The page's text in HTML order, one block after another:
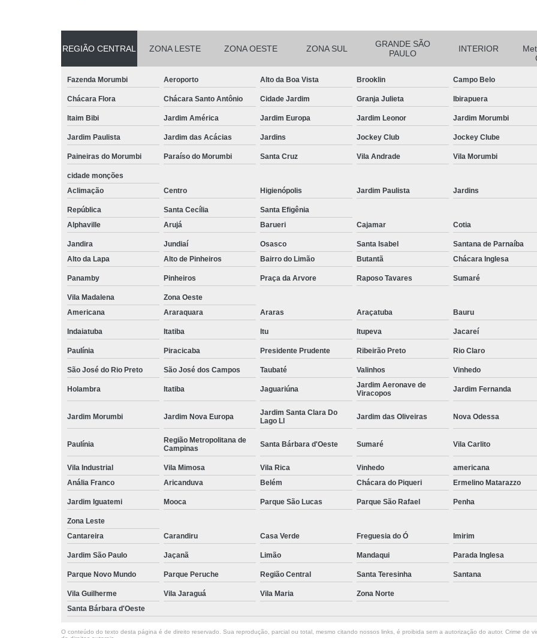
Corrimão de Inox
Corrimão Escada
Corrimão Inox de Escada
Corrimão Inox para Escada
Corrimão Inox Quadrado
Corte a Laser Chapa Aço
Corte a Laser em Chapa
Solda a Laser
Corte a Laser em Chapa de
Corte Chapa a Laser
Corte de Chapa a Laser
Corte
Curvamento de Tubos
Curvamento de Tubos a
Curvamento de Tubos de Aço
Curvamento de Tubos
Corte e Dobra Chapa
Corte e
Dobra Chapa de Alumínio
Dobra de Chapa de
Dobra de Chapa de Ferro
Dobradeira de Chapa
Dobra de
Dobra Tubo com Maçarico
Dobra Tubo Quadrado
Empresa de Corte a Laser Chapa
REGIÃO CENTRAL ZONA LESTE ZONA OESTE ZONA SUL
GRANDE SÃO
PAULO
INTERIOR
Fazenda Morumbi Aeroporto Alto da Boa Vista Brooklin Campo Belo
Chácara Flora Chácara Santo Antônio Cidade Jardim Granja Julieta Ibirapuera
Itaim Bibi Jardim América Jardim Europa Jardim Leonor Jardim Morumbi
Jardim Paulista Jardim das Acácias Jardins Jockey Club Jockey Clube
Paineiras do Morumbi Paraíso do Morumbi Santa Cruz Vila Andrade Vila Morumbi
cidade monções
Aclimação
Centro Higienópolis Jardim Paulista Jardins
República Santa Cecília
Santa Efigênia
Alphaville
Arujá Barueri Cajamar Cotia
Jandira Jundiaí Osasco Santa Isabel Santana de Parnaíba
Alto da Lapa
Alto de Pinheiros Bairro do Limão Butantã Chácara Inglesa
Panamby Pinheiros Praça da Arvore Raposo Tavares Sumaré
Vila Madalena
Zona Oeste
Americana
Araraquara Araras Araçatuba Bauru
Indaiatuba Itatiba Itu Itupeva Jacareí
Paulínia Piracicaba Presidente Prudente Ribeirão Preto Rio Claro
São José do Rio Preto São José dos Campos Taubaté Valinhos Vinhedo
Holambra Itatiba Jaguariúna
Jardim Aeronave de
Viracopos
Jardim Fernanda
Jardim Morumbi Jardim Nova Europa
Jardim Santa Clara Do
Lago Ll
Jardim das Oliveiras Nova Odessa
Paulínia
Região Metropolitana de
Campinas
Santa Bárbara d'Oeste Sumaré Vila Carlito
Vila Industrial Vila Mimosa Vila Rica Vinhedo
americana
Anália Franco
Aricanduva Belém Chácara do Piqueri Ermelino Matarazzo
Jardim Iguatemi Mooca Parque São Lucas Parque São Rafael Penha
Zona Leste
Cantareira
Carandiru Casa Verde Freguesia do Ó Imirim
Jardim São Paulo Jaçanã Limão Mandaqui Parada Inglesa
Parque Novo Mundo Parque Peruche Região Central Santa Teresinha Santana
Vila Guilherme Vila Jaraguá Vila Maria
Zona Norte
Santa Bárbara d'Oeste
O conteúdo do texto desta página é de direito reservado. Sua reprodução, parcial ou total, mesmo citando nossos links, é proibida sem a autorização do autor. Crime de